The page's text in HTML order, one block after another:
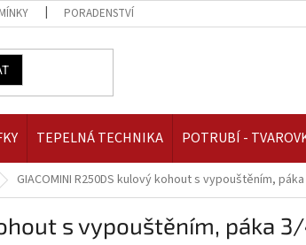
PORADENSTVÍ
TEPELNÁ TECHNIKA POTRUBÍ -
GIACOMINI R250DS kulový kohout s vypouštěním,
s vypouštěním, páka